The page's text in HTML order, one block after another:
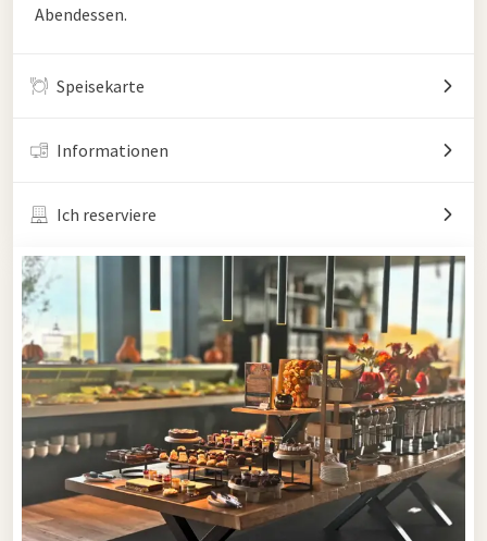
Abendessen.
Speisekarte
Informationen
Ich reserviere